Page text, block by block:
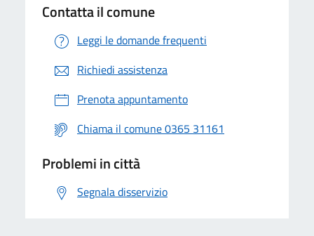
Contatta il comune
Leggi le domande frequenti
Richiedi assistenza
Prenota appuntamento
Chiama il comune 0365 31161
Problemi in città
Segnala disservizio